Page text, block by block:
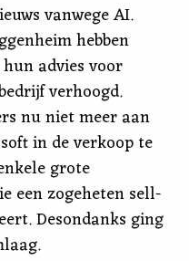
vanwege AI.
hebben
advies voor
verhoogd.
nu niet meer aan
in de verkoop te
grote
een zogeheten sell-
Desondanks ging